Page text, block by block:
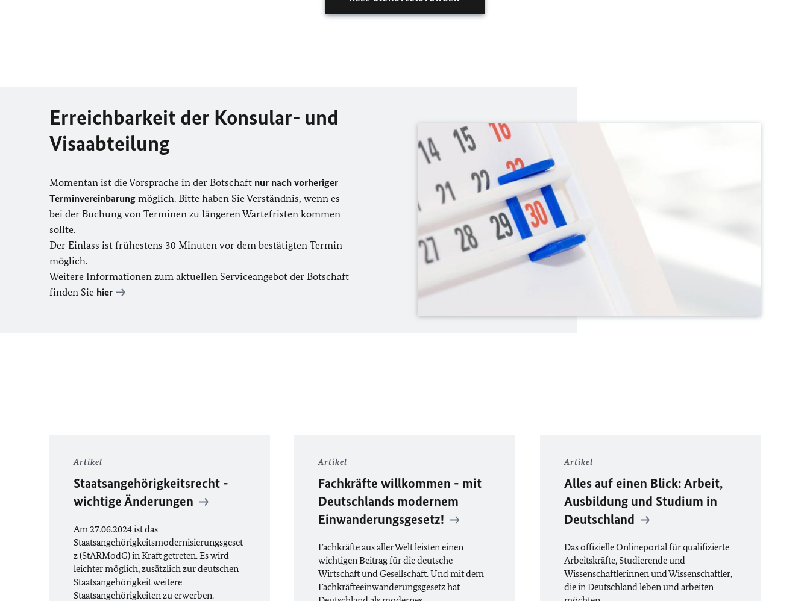
Erreichbarkeit der Konsular- und
Visaabteilung
Momentan ist die Vorsprache in der Botschaft nur nach vorheriger
Terminvereinbarung möglich. Bitte haben Sie Verständnis, wenn es
bei der Buchung von Terminen zu längeren Wartefristen kommen
sollte.
Der Einlass ist frühestens 30 Minuten vor dem bestätigten Termin
möglich.
Weitere Informationen zum aktuellen Serviceangebot der Botschaft
finden Sie hier
Artikel
Staatsangehörigkeitsrecht -
wichtige Änderungen
Am 27.06.2024 ist das
Staatsangehörigkeitsmodernisierungsgeset
z (StARModG) in Kraft getreten. Es wird
leichter möglich, zusätzlich zur deutschen
Staatsangehörigkeit weitere
Staatsangehörigkeiten zu erwerben.
Artikel
Fachkräfte willkommen - mit
Deutschlands modernem
Einwanderungsgesetz!
Fachkräfte aus aller Welt leisten einen
wichtigen Beitrag für die deutsche
Wirtschaft und Gesellschaft. Und mit dem
Fachkräfteeinwanderungsgesetz hat
Artikel
Alles auf einen Blick: Arbeit,
Ausbildung und Studium in
Deutschland
Das offizielle Onlineportal für qualifizierte
Arbeitskräfte, Studierende und
Wissenschaftlerinnen und Wissenschaftler,
die in Deutschland leben und arbeiten